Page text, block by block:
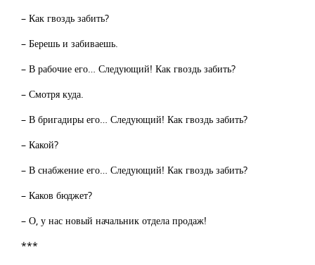
– Как гвоздь забить?
– Берешь и забиваешь.
– В рабочие его… Следующий! Как гвоздь забить?
– Смотря куда.
– В бригадиры его… Следующий! Как гвоздь забить?
– Какой?
– В снабжение его… Следующий! Как гвоздь забить?
– Каков бюджет?
– О, у нас новый начальник отдела продаж!
***